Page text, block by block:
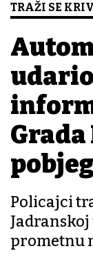
TRAŽI SE
Policajci
prometnu